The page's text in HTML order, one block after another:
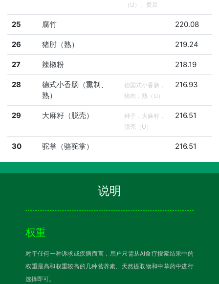
（U）、黄豆
25 腐竹 220.08
26 猪肘（熟） 219.24
27 辣椒粉 218.19
28
德式小香肠（熏制、
熟）
德国式小香肠，
猪肉，熟（U）
216.93
29 大麻籽（脱壳）
种子，大麻籽，
脱壳（U）
216.51
30 驼掌（骆驼掌） 216.51
说明
权重
对于任何一种诉求或疾病而言，用户只需从AI食疗搜索结果中的
权重最高和权重较高的几种营养素、天然提取物和中草药中进行
选择即可。